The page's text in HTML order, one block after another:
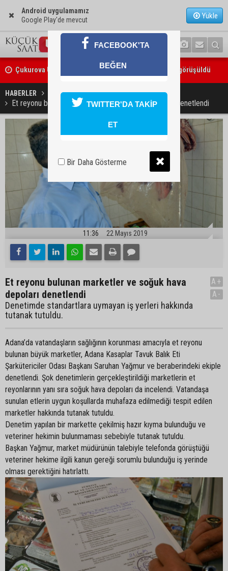
Android uygulamamız
Google Play'de mevcut
Yükle
Çukurova Üniversitesi’nde Ar-Ge ve sanayi iş birliği görüşüldü
Seyhan’da gıda işletmelerine sıkı denetim
HABERLER GÜNDEM
Et reyonu bulunan marketler ve soğuk hava depoları denetlendi
11:36 22 Mayıs 2019
Et reyonu bulunan marketler ve soğuk hava
depoları denetlendi
Denetimde standartlara uymayan iş yerleri hakkında
tutanak tutuldu.
A+
A-
Adana’da vatandaşların sağlığının korunması amacıyla et reyonu
bulunan büyük marketler, Adana Kasaplar Tavuk Balık Eti
Şarkütericiler Odası Başkanı Saruhan Yağmur ve beraberindeki ekiple
denetlendi. Şok denetimlerin gerçekleştirildiği marketlerin et
reyonlarının yanı sıra soğuk hava depoları da incelendi. Vatandaşa
sunulan etlerin uygun koşullarda muhafaza edilmediği tespit edilen
marketler hakkında tutanak tutuldu.
Denetim yapılan bir markette çekilmiş hazır kıyma bulunduğu ve
veteriner hekimin bulunmaması sebebiyle tutanak tutuldu.
Başkan Yağmur, market müdürünün talebiyle telefonda görüştüğü
veteriner hekime ilgili kanun gereği sorumlu bulunduğu iş yerinde
olması gerektiğini hatırlattı.
FACEBOOK'TA
BEĞEN
TWITTER'DA TAKİP
ET
Bir Daha Gösterme